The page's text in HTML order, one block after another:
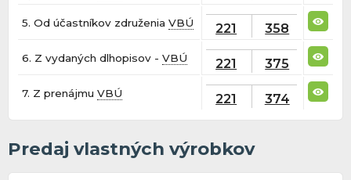
5. Od účastníkov združeniaVBÚ 221 358
6. Z vydaných dlhopisov -VBÚ 221 375
7. Z prenájmuVBÚ 221 374
Predaj vlastných výrobkov